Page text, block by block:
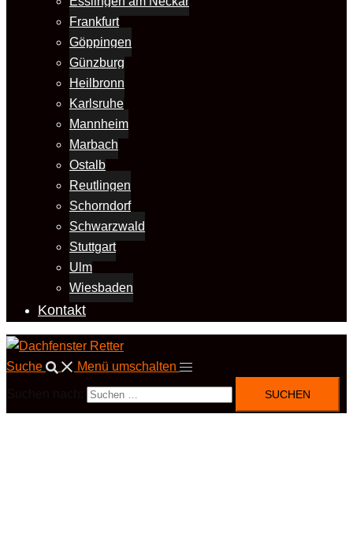
Frankfurt
Göppingen
Günzburg
Heilbronn
Karlsruhe
Mannheim
Marbach
Ostalb
Reutlingen
Schorndorf
Schwarzwald
Stuttgart
Ulm
Wiesbaden
Kontakt
Suche Menü umschalten